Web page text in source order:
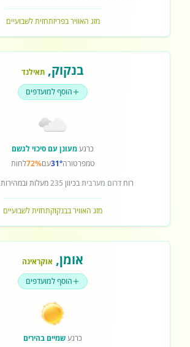
מזג האוויר בפריזתחזית לשבועיים
בנקוק, תאילנד
הוסף למועדפים
כרגעמעונן עם סיכוי לגשם
טמפרטורה31°עם72%לחות
רוח דרום מערביתבכיוון 235מעלות ובמהירות
מזג האוויר בבנקוקתחזית לשבועיים
אומן, אוקראינה
הוסף למועדפים
כרגעשמיים בהירים